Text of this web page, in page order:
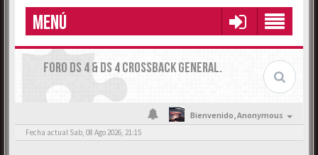
MENÚ
FORO DS 4 & DS 4 CROSSBACK GENERAL.
Bienvenido,Anonymous
Fecha actual Sab, 08 Ago 2026, 21:15